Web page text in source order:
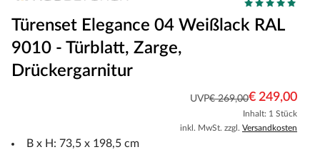
Türenset Elegance 04 Weißlack RAL
9010 - Türblatt, Zarge,
Drückergarnitur
UVP€ 269,00€ 249,00
Inhalt: 1 Stück
inkl. MwSt. zzgl. Versandkosten
B x H: 73,5 x 198,5 cm